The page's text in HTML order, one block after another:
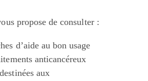
propose de consulter :
d’aide au bon usage
anticancéreux
aux